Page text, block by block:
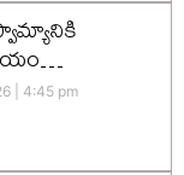
4:45 pm